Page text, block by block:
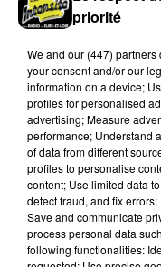
8 août 2026
LUISANT -
CHORÉGRAPHIÉ
Vendredi 28 mai
de Luisant :
priorité
We and our (447) partners
your consent and/or our
information on a device;
profiles for personalised
advertising; Measure
performance; Understand
of data from different
profiles to personalise
content; Use limited data
detect fraud, and fix
Save and communicate
process personal data
following functionalities: